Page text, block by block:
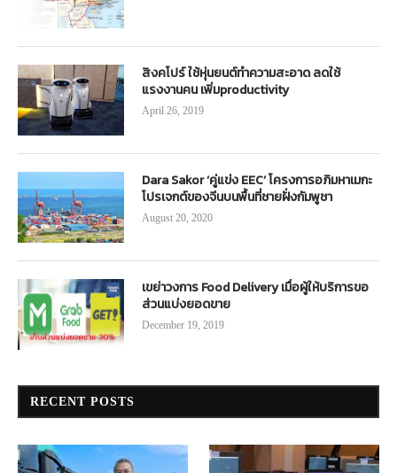
สิงคโปร์ ใช้หุ่นยนต์ทำความสะอาด ลดใช้
แรงงานคน เพิ่มproductivity
April 26, 2019
Dara Sakor ‘คู่แข่ง EEC’ โครงการอภิมหาเมกะ
โปรเจกต์ของจีนบนพื้นที่ชายฝั่งกัมพูชา
August 20, 2020
เขย่าวงการ Food Delivery เมื่อผู้ให้บริการขอ
ส่วนแบ่งยอดขาย
December 19, 2019
RECENT POSTS